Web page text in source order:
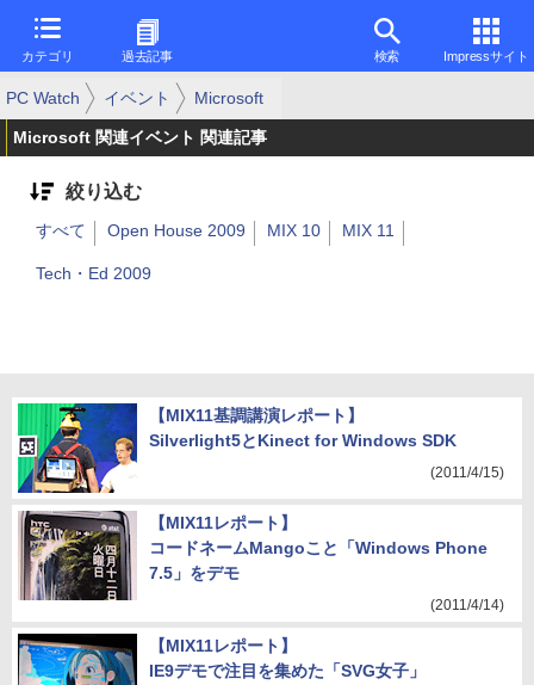
カテゴリ 過去記事 検索 Impressサイト
PC Watch イベント Microsoft
Microsoft 関連イベント 関連記事
絞り込む
すべて Open House 2009 MIX 10 MIX 11
Tech・Ed 2009
【MIX11基調講演レポート】
Silverlight5とKinect for Windows SDK
(2011/4/15)
【MIX11レポート】
コードネームMangoこと「Windows Phone
7.5」をデモ
(2011/4/14)
【MIX11レポート】
IE9デモで注目を集めた「SVG女子」